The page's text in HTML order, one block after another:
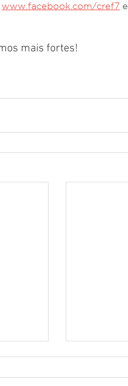
www.facebook.com/cref7
mais fortes!